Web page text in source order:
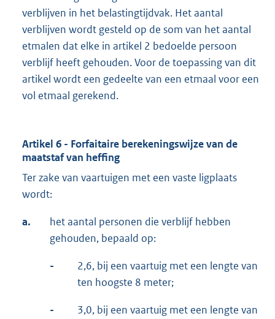
verblijven in het belastingtijdvak. Het aantal
verblijven wordt gesteld op de som van het aantal
etmalen dat elke in artikel 2 bedoelde persoon
verblijf heeft gehouden. Voor de toepassing van dit
artikel wordt een gedeelte van een etmaal voor een
vol etmaal gerekend.
Artikel 6 - Forfaitaire berekeningswijze van de
maatstaf van heffing
Ter zake van vaartuigen met een vaste ligplaats
wordt:
a.
het aantal personen die verblijf hebben
gehouden, bepaald op:
-
2,6, bij een vaartuig met een lengte van
ten hoogste 8 meter;
-
3,0, bij een vaartuig met een lengte van